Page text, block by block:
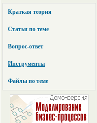
Краткая теория
Статьи по теме
Вопрос-ответ
Инструменты
Файлы по теме